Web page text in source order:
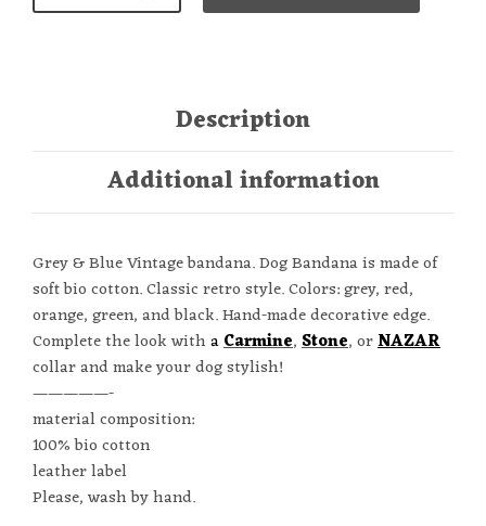
Description
Additional information
Grey & Blue Vintage bandana. Dog Bandana is made of
soft bio cotton. Classic retro style. Colors: grey, red,
orange, green, and black. Hand-made decorative edge.
Complete the look withaCarmine,Stone, orNAZAR
collar and make your dog stylish!
—————-
material composition:
100% bio cotton
leather label
Please, wash by hand.